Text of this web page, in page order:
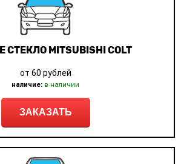
MITSUBISHI COLT
от 60 рублей
наличие: в наличии
ЗАКАЗАТЬ